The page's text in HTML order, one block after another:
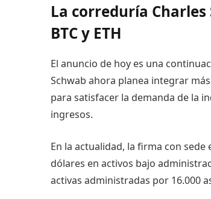
La correduría
BTC y ETH
El anuncio de hoy es una
Schwab ahora planea integrar
para satisfacer la demanda de la
ingresos.
En la actualidad, la firma con
dólares en activos bajo
activas administradas por 16.000